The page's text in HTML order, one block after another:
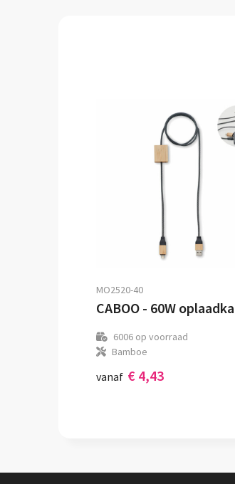
MO2520-40
CABOO - 60W
6006op voorraad
Bamboe
vanaf € 4,43